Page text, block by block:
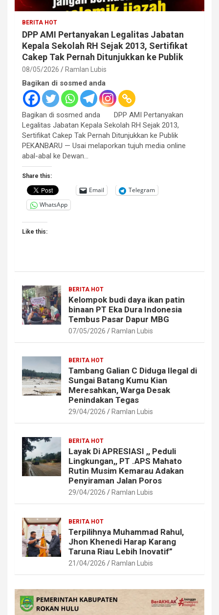
BERITA HOT
DPP AMI Pertanyakan Legalitas Jabatan
Kepala Sekolah RH Sejak 2013, Sertifikat
Cakep Tak Pernah Ditunjukkan ke Publik
08/05/2026 Ramlan Lubis
Bagikan di sosmed anda
Bagikan di sosmed anda DPP AMI Pertanyakan
Legalitas Jabatan Kepala Sekolah RH Sejak 2013,
Sertifikat Cakep Tak Pernah Ditunjukkan ke Publik
PEKANBARU — Usai melaporkan tujuh media online
abal-abal ke Dewan…
Share this:
Email
Telegram
WhatsApp
Like this:
BERITA HOT
Kelompok budi daya ikan patin
binaan PT Eka Dura Indonesia
Tembus Pasar Dapur MBG
07/05/2026 Ramlan Lubis
BERITA HOT
Tambang Galian C Diduga Ilegal di
Sungai Batang Kumu Kian
Meresahkan, Warga Desak
Penindakan Tegas
29/04/2026 Ramlan Lubis
BERITA HOT
Layak Di APRESIASI ,, Peduli
Lingkungan,, PT .APS Mahato
Rutin Musim Kemarau Adakan
Penyiraman Jalan Poros
29/04/2026 Ramlan Lubis
BERITA HOT
Terpilihnya Muhammad Rahul,
Jhon Khenedi Harap Karang
Taruna Riau Lebih Inovatif”
21/04/2026 Ramlan Lubis